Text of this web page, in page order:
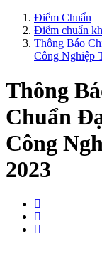
Điểm Chuẩn
Điểm chuẩn
Thông Báo
Công Nghiệp
Thông
Chuẩn
Công
2023